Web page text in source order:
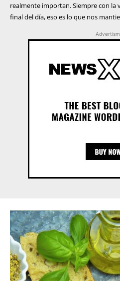
realmente importan. Siempre con la
final del día, eso es lo que nos